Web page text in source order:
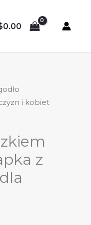
0.00
i kobiet
z